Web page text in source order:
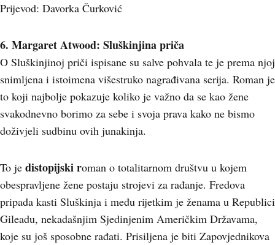
Prijevod: Davorka Čurković
6. Margaret Atwood: Sluškinjina priča
O Sluškinjinoj priči ispisane su salve pohvala te je prema njoj
snimljena i istoimena višestruko nagrađivana serija. Roman je
to koji najbolje pokazuje koliko je važno da se kao žene
svakodnevno borimo za sebe i svoja prava kako ne bismo
doživjeli sudbinu ovih junakinja.
To je distopijski roman o totalitarnom društvu u kojem
obespravljene žene postaju strojevi za rađanje. Fredova
pripada kasti Sluškinja i među rijetkim je ženama u Republici
Gileadu, nekadašnjim Sjedinjenim Američkim Državama,
koje su još sposobne rađati. Prisiljena je biti Zapovjednikova